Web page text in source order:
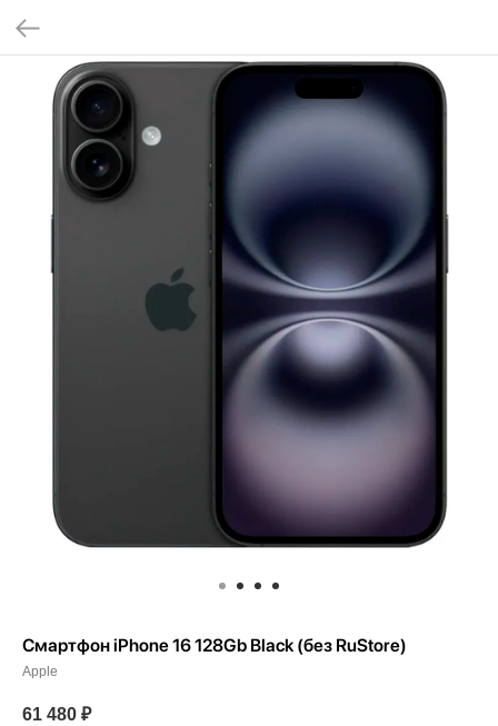
Смартфон iPhone 16 128Gb Black (без RuStore)
Apple
61 480 ₽